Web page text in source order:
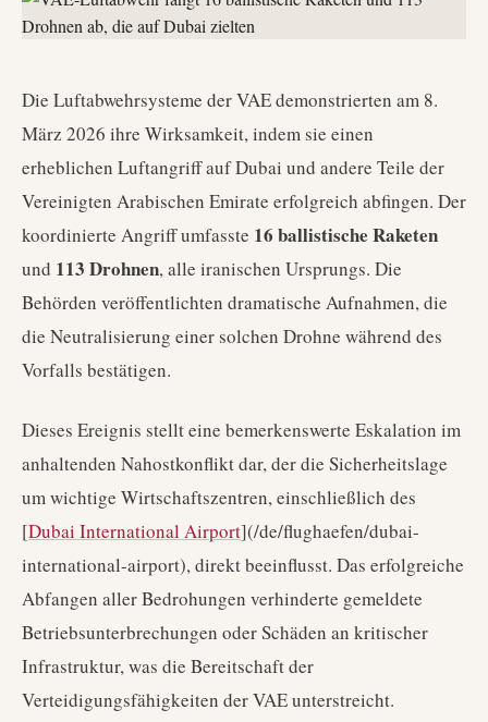
Die Luftabwehrsysteme der VAE demonstrierten am 8.
März 2026 ihre Wirksamkeit, indem sie einen
erheblichen Luftangriff auf Dubai und andere Teile der
Vereinigten Arabischen Emirate erfolgreich abfingen. Der
koordinierte Angriff umfasste 16 ballistische Raketen
und 113 Drohnen, alle iranischen Ursprungs. Die
Behörden veröffentlichten dramatische Aufnahmen, die
die Neutralisierung einer solchen Drohne während des
Vorfalls bestätigen.
Dieses Ereignis stellt eine bemerkenswerte Eskalation im
anhaltenden Nahostkonflikt dar, der die Sicherheitslage
um wichtige Wirtschaftszentren, einschließlich des
[Dubai International Airport](/de/flughaefen/dubai-
international-airport), direkt beeinflusst. Das erfolgreiche
Abfangen aller Bedrohungen verhinderte gemeldete
Betriebsunterbrechungen oder Schäden an kritischer
Infrastruktur, was die Bereitschaft der
Verteidigungsfähigkeiten der VAE unterstreicht.